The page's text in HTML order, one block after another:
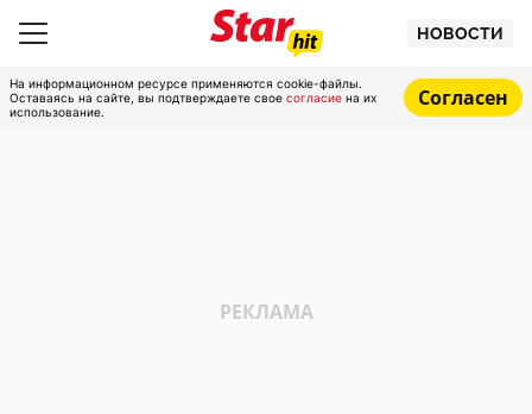
НОВОСТИ
На информационном ресурсе применяются cookie-файлы.
Оставаясь на сайте, вы подтверждаете свое согласие на их
использование.
Согласен